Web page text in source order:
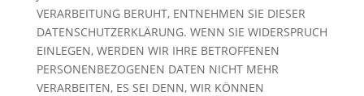
VERARBEITUNG BERUHT, ENTNEHMEN SIE DIESER
DATENSCHUTZERKLÄRUNG. WENN SIE WIDERSPRUCH
EINLEGEN, WERDEN WIR IHRE BETROFFENEN
PERSONENBEZOGENEN DATEN NICHT MEHR
VERARBEITEN, ES SEI DENN, WIR KÖNNEN